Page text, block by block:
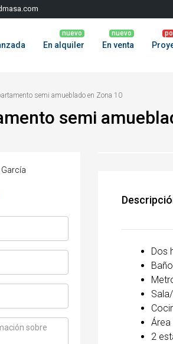
En alquiler En venta
semi amueblado en Zona 10
semi
Dos
Área
2
García